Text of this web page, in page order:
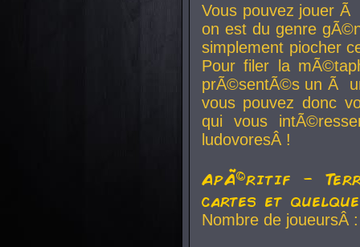
Vous pouvez jouer
on est du genre
simplement piocher
Pour filer la
prÃ©sentÃ©s un Ã
vous pouvez donc
qui vous
ludovoresÂ !
ApÃ©ritif -
cartes et
Nombre de